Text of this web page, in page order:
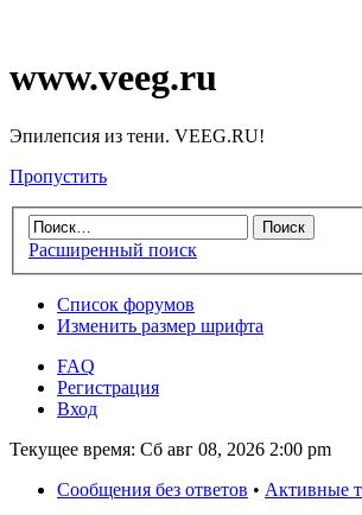
www.veeg.ru
Эпилепсия из тени. VEEG.RU!
Пропустить
Расширенный поиск
Список форумов
Изменить размер шрифта
FAQ
Регистрация
Вход
Текущее время: Сб авг 08, 2026 2:00 pm
Сообщения без ответов • Активные